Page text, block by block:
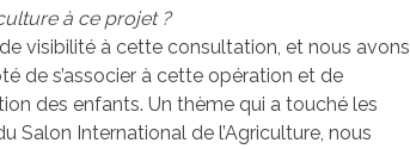
à ce projet ?
visibilité à cette consultation, et nous avons
de s’associer à cette opération et de
des enfants. Un thème qui a touché les
Salon International de l’Agriculture, nous